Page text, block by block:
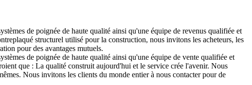
de poignée de haute qualité ainsi qu'une équipe de revenus qualifiée et
structurel utilisé pour la construction, nous invitons les acheteurs, les
pour des avantages mutuels.
de poignée de haute qualité ainsi qu'une équipe de vente qualifiée et
que : La qualité construit aujourd'hui et le service crée l'avenir. Nous
Nous invitons les clients du monde entier à nous contacter pour de